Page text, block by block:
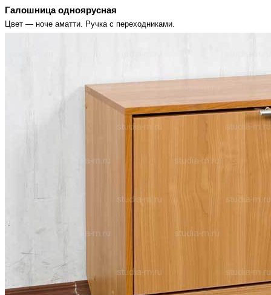
Галошница одноярусная
Цвет — ноче аматти. Ручка с переходниками.